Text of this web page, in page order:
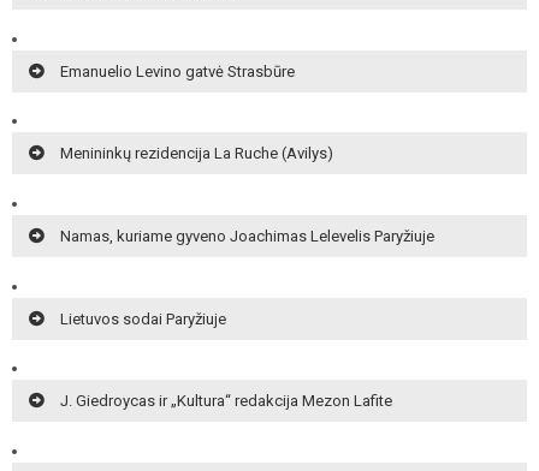
Emanuelio Levino gatvė Strasbūre
Menininkų rezidencija La Ruche (Avilys)
Namas, kuriame gyveno Joachimas Lelevelis Paryžiuje
Lietuvos sodai Paryžiuje
J. Giedroycas ir „Kultura“ redakcija Mezon Lafite